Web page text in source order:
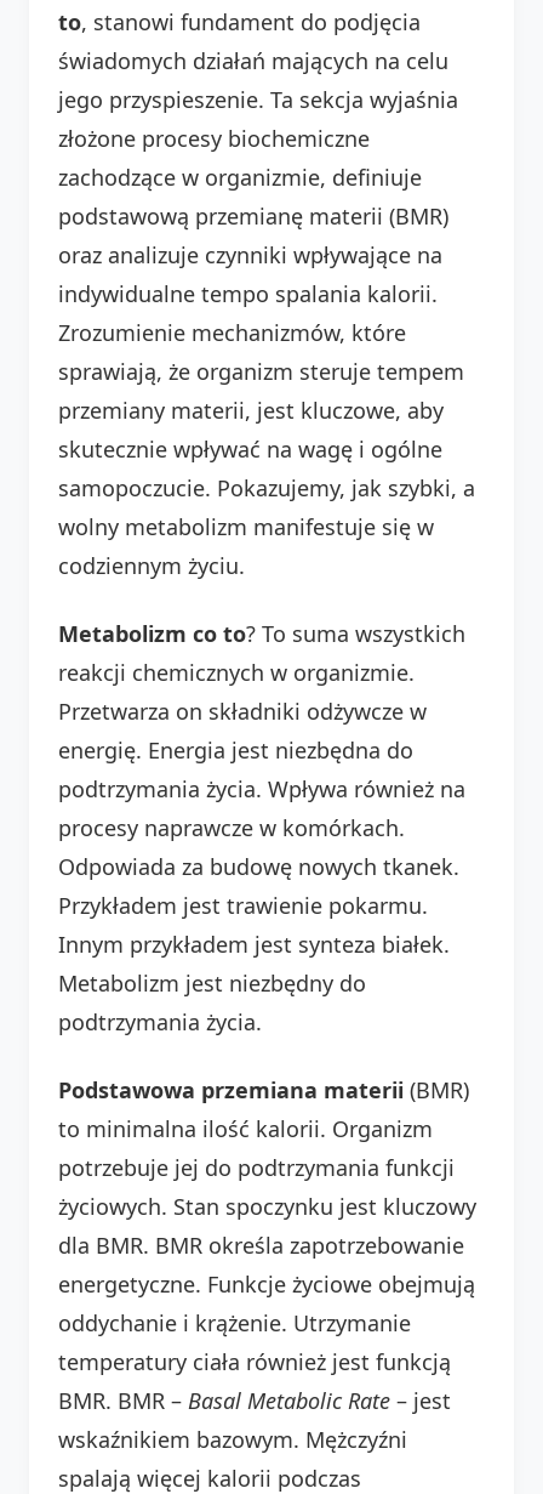
to, stanowi fundament do podjęcia
świadomych działań mających na celu
jego przyspieszenie. Ta sekcja wyjaśnia
złożone procesy biochemiczne
zachodzące w organizmie, definiuje
podstawową przemianę materii (BMR)
oraz analizuje czynniki wpływające na
indywidualne tempo spalania kalorii.
Zrozumienie mechanizmów, które
sprawiają, że organizm steruje tempem
przemiany materii, jest kluczowe, aby
skutecznie wpływać na wagę i ogólne
samopoczucie. Pokazujemy, jak szybki, a
wolny metabolizm manifestuje się w
codziennym życiu.
Metabolizm co to? To suma wszystkich
reakcji chemicznych w organizmie.
Przetwarza on składniki odżywcze w
energię. Energia jest niezbędna do
podtrzymania życia. Wpływa również na
procesy naprawcze w komórkach.
Odpowiada za budowę nowych tkanek.
Przykładem jest trawienie pokarmu.
Innym przykładem jest synteza białek.
Metabolizm jest niezbędny do
podtrzymania życia.
Podstawowa przemiana materii (BMR)
to minimalna ilość kalorii. Organizm
potrzebuje jej do podtrzymania funkcji
życiowych. Stan spoczynku jest kluczowy
dla BMR. BMR określa zapotrzebowanie
energetyczne. Funkcje życiowe obejmują
oddychanie i krążenie. Utrzymanie
temperatury ciała również jest funkcją
BMR. BMR – Basal Metabolic Rate – jest
wskaźnikiem bazowym. Mężczyźni
spalają więcej kalorii podczas